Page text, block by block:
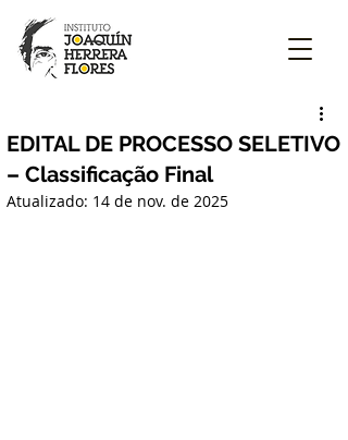
EDITAL DE PROCESSO SELETIVO
– Classificação Final
Atualizado: 14 de nov. de 2025